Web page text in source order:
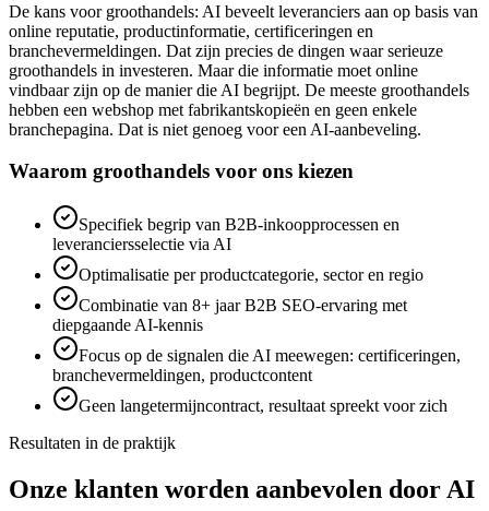
De kans voor groothandels: AI beveelt leveranciers aan op basis van
online reputatie, productinformatie, certificeringen en
branchevermeldingen. Dat zijn precies de dingen waar serieuze
groothandels in investeren. Maar die informatie moet online
vindbaar zijn op de manier die AI begrijpt. De meeste groothandels
hebben een webshop met fabrikantskopieën en geen enkele
branchepagina. Dat is niet genoeg voor een AI-aanbeveling.
Waarom groothandels voor ons kiezen
Specifiek begrip van B2B-inkoopprocessen en
leveranciersselectie via AI
Optimalisatie per productcategorie, sector en regio
Combinatie van 8+ jaar B2B SEO-ervaring met
diepgaande AI-kennis
Focus op de signalen die AI meewegen: certificeringen,
branchevermeldingen, productcontent
Geen langetermijncontract, resultaat spreekt voor zich
Resultaten in de praktijk
Onze klanten worden aanbevolen door AI